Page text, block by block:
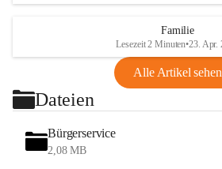
Familie
Lesezeit 2 Minuten•23. Apr.
Alle Artikel sehen
Dateien
Bürgerservice
2,08 MB